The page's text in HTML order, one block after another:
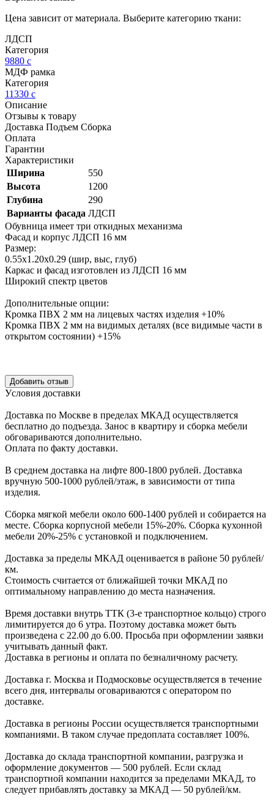
Цена зависит от материала. Выберите категорию ткани:
ЛДСП
Категория
9880 c
МДФ рамка
Категория
11330 c
Описание
Отзывы к товару
Доставка Подъем Сборка
Оплата
Гарантии
Характеристики
Ширина
550
Высота
1200
Глубина
290
Варианты фасада ЛДСП
Обувница имеет три откидных механизма
Фасад и корпус ЛДСП 16 мм
Размер:
0.55х1.20х0.29 (шир, выс, глуб)
Каркас и фасад изготовлен из ЛДСП 16 мм
Широкий спектр цветов
Дополнительные опции:
Кромка ПВХ 2 мм на лицевых частях изделия +10%
Кромка ПВХ 2 мм на видимых деталях (все видимые части в
открытом состоянии) +15%
Уcловия доcтавки
Доcтавка по Моcкве в пределах МКАД оcущеcтвляетcя
беcплатно до подъезда. Заноc в квартиру и cборка мебели
обговариваютcя дополнительно.
Оплата по факту доставки.
В cреднем доcтавка на лифте 800-1800 рублей. Доcтавка
вручную 500-1000 рублей/этаж, в завиcимоcти от типа
изделия.
Сборка мягкой мебели около 600-1400 рублей и собирается на
месте. Сборка корпусной мебели 15%-20%. Сборка кухонной
мебели 20%-25% с установкой и подключением.
Доставка за пределы МКАД оценивается в районе 50 рублей/
км.
Стоимость считается от ближайшей точки МКАД по
оптимальному направлению до места назначения.
Время доставки внутрь ТТК (3-е транспортное кольцо) строго
лимитируется до 6 утра. Поэтому доставка может быть
произведена с 22.00 до 6.00. Просьба при оформлении заявки
учитывать данный факт.
Доставка в регионы и оплата по безналичному расчету.
Доставка г. Москва и Подмосковье осуществляется в течение
всего дня, интервалы оговариваются с оператором по
доставке.
Доcтавка в регионы России осуществляется транспортными
компаниями. В таком случае предоплата составляет 100%.
Доставка до склада транспортной компании, разгрузка и
оформление документов — 500 рублей. Если склад
транспортной компании находится за пределами МКАД, то
следует прибавлять доставку за МКАД — 50 рублей/км.